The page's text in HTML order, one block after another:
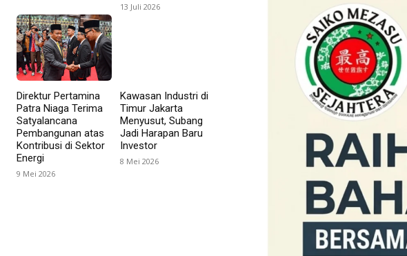
13 Juli 2026
Direktur Pertamina
Patra Niaga Terima
Satyalancana
Pembangunan atas
Kontribusi di Sektor
Energi
9 Mei 2026
Kawasan Industri di
Timur Jakarta
Menyusut, Subang
Jadi Harapan Baru
Investor
8 Mei 2026